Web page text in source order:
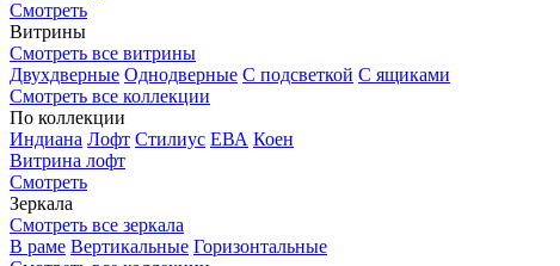
Смотреть
Витрины
Смотреть все витрины
Двухдверные Однодверные С подсветкой С ящиками
Смотреть все коллекции
По коллекции
Индиана Лофт Стилиус ЕВА Коен
Витрина лофт
Смотреть
Зеркала
Смотреть все зеркала
В раме Вертикальные Горизонтальные